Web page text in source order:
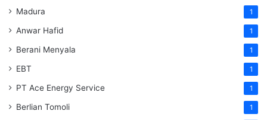
Madura 1
Anwar Hafid 1
Berani Menyala 1
EBT 1
PT Ace Energy Service 1
Berlian Tomoli 1